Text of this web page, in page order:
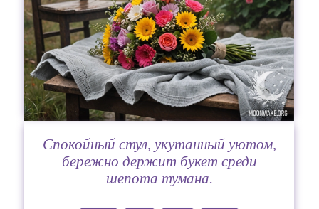
Спокойный стул, укутанный уютом,
бережно держит букет среди
шепота тумана.